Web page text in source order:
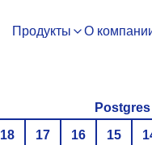
Продукты О
18
17 16 15